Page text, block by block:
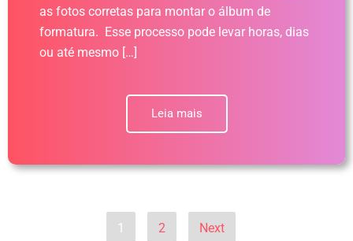
as fotos corretas para montar o álbum de
formatura. Esse processo pode levar horas, dias
ou até mesmo […]
Leia mais
1 2 Next